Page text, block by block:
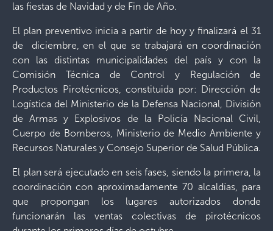
las fiestas de Navidad y de Fin de Año.
El plan preventivo inicia a partir de hoy y finalizará el 31
de diciembre, en el que se trabajará en coordinación
con las distintas municipalidades del país y con la
Comisión Técnica de Control y Regulación de
Productos Pirotécnicos, constituida por: Dirección de
Logística del Ministerio de la Defensa Nacional, División
de Armas y Explosivos de la Policía Nacional Civil,
Cuerpo de Bomberos, Ministerio de Medio Ambiente y
Recursos Naturales y Consejo Superior de Salud Pública.
El plan será ejecutado en seis fases, siendo la primera, la
coordinación con aproximadamente 70 alcaldías, para
que propongan los lugares autorizados donde
funcionarán las ventas colectivas de pirotécnicos